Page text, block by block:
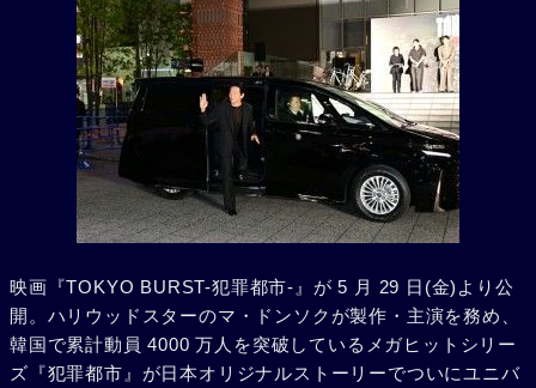
映画『TOKYO BURST-犯罪都市-』が 5 月 29 日(金)より公
開。ハリウッドスターのマ・ドンソクが製作・主演を務め、
韓国で累計動員 4000 万人を突破しているメガヒットシリー
ズ『犯罪都市』が日本オリジナルストーリーでついにユニバ